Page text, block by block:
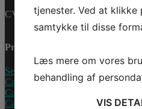
CVR-nummer: 27233678
Produkter
Sea-Doo Vandscooter
Can-Am ATV
Can-Am UTV
Can-Am Roadster
tjenester. Ved at klikke
samtykke til disse
Læs mere om vores
behandling af
VIS